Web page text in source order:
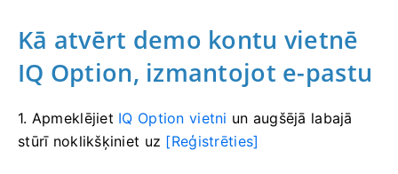
Kā atvērt demo kontu vietnē
IQ Option, izmantojot e-pastu
1. Apmeklējiet IQ Option vietni un augšējā labajā
stūrī noklikšķiniet uz [Reģistrēties]